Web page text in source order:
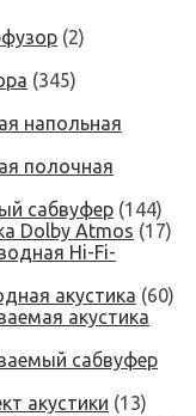
(2)
(345)
напольная
полочная
сабвуфер (144)
Dolby Atmos (17)
Hi-Fi-
акустика (60)
акустика
сабвуфер
акустики (13)